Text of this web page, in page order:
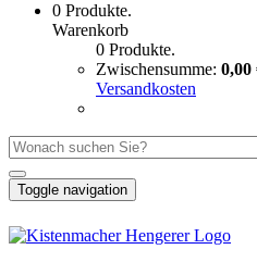
0 Produkte.
Warenkorb
0 Produkte.
Zwischensumme: 0,00
Versandkosten
Toggle navigation